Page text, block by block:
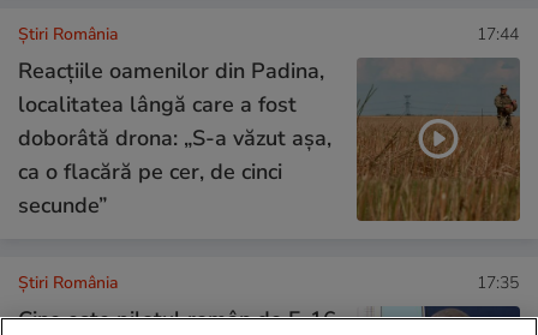
Știri România 17:44
Reacțiile oamenilor din Padina,
localitatea lângă care a fost
doborâtă drona: „S-a văzut așa,
ca o flacără pe cer, de cinci
secunde”
Știri România 17:35
Cine este pilotul român de F-16